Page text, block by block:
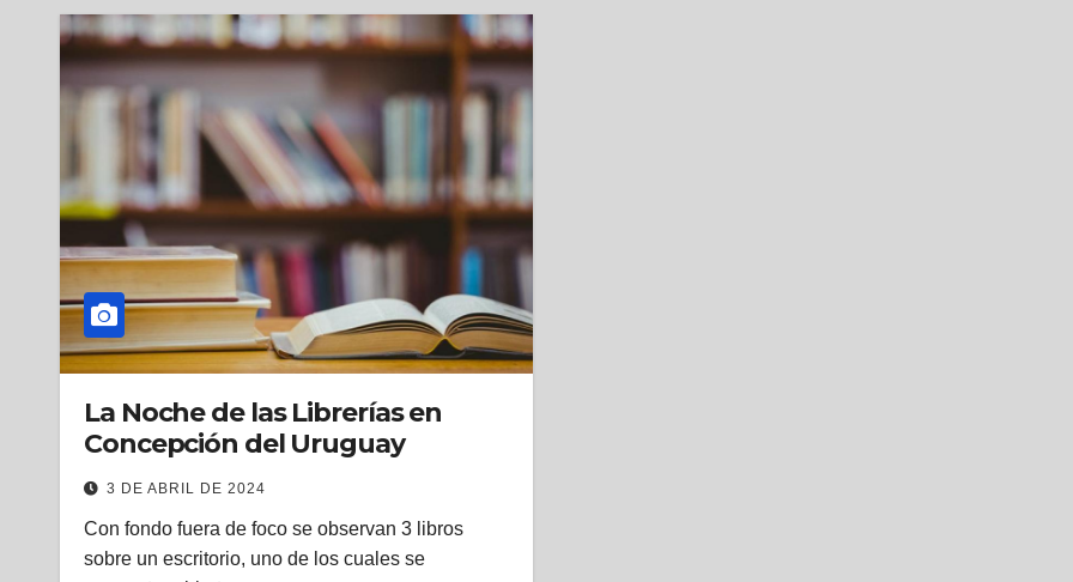
La Noche de las Librerías en
Concepción del Uruguay
3 DE ABRIL DE 2024
Con fondo fuera de foco se observan 3 libros
sobre un escritorio, uno de los cuales se